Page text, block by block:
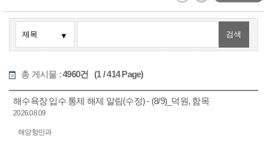
총 게시물 :4960건 (1 / 414 Page)
해수욕장 입수 통제 해제 알림(수정) - (8/9)_덕원, 함목
2026.08.09
해양항만과